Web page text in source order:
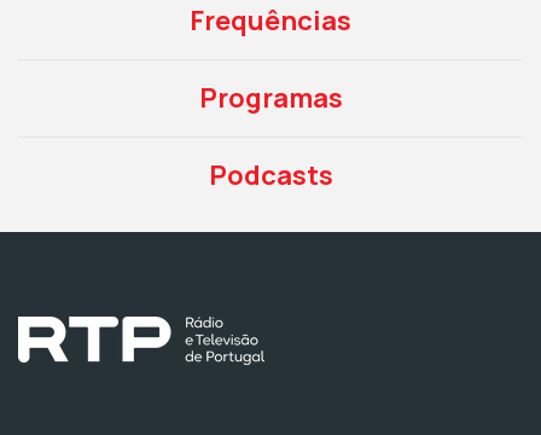
Frequências
Programas
Podcasts